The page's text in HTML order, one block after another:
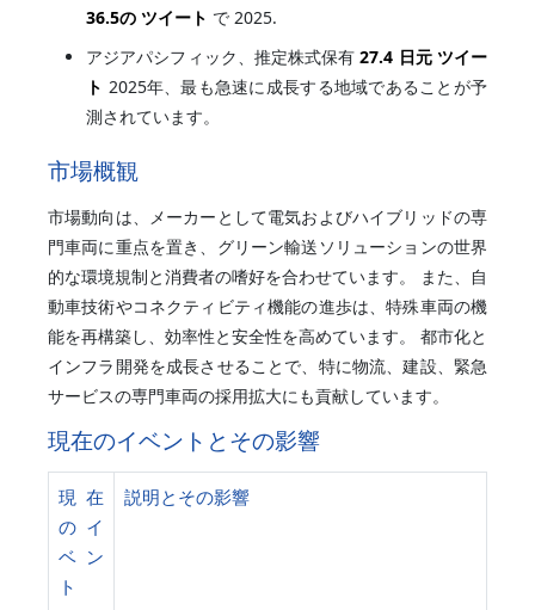
36.5の ツイート で 2025.
アジアパシフィック、推定株式保有27.4 日元 ツイー
ト 2025年、最も急速に成長する地域であることが予
測されています。
市場概観
市場動向は、メーカーとして電気およびハイブリッドの専
門車両に重点を置き、グリーン輸送ソリューションの世界
的な環境規制と消費者の嗜好を合わせています。 また、自
動車技術やコネクティビティ機能の進歩は、特殊車両の機
能を再構築し、効率性と安全性を高めています。 都市化と
インフラ開発を成長させることで、特に物流、建設、緊急
サービスの専門車両の採用拡大にも貢献しています。
現在のイベントとその影響
現在
のイ
ベン
ト
説明とその影響